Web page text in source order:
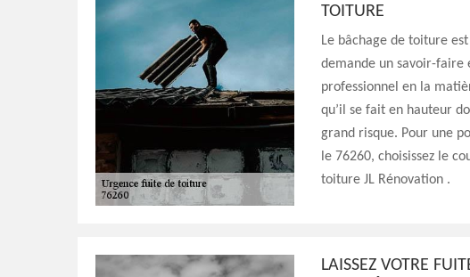
TOITURE
Le bâchage de toiture
demande un savoir-faire
professionnel en la
qu’il se fait en hauteur
grand risque. Pour une
le 76260, choisissez le
toiture JL Rénovation .
LAISSEZ VOTRE